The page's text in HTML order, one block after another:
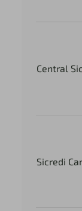
Central
Sicredi